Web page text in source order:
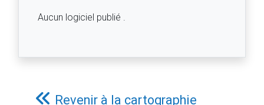
Aucun logiciel publié .
Revenir à la cartographie